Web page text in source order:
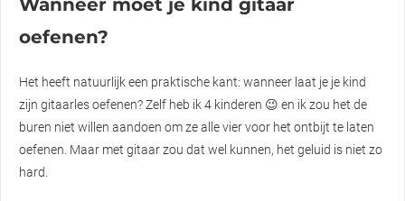
Wanneer moet je kind gitaar
oefenen?
Het heeft natuurlijk een praktische kant: wanneer laat je je kind
zijn gitaarles oefenen? Zelf heb ik 4 kinderen 😉 en ik zou het de
buren niet willen aandoen om ze alle vier voor het ontbijt te laten
oefenen. Maar met gitaar zou dat wel kunnen, het geluid is niet zo
hard.